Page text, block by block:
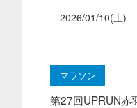
2026/01/10(土)
マラソン
第27回UPRUN赤